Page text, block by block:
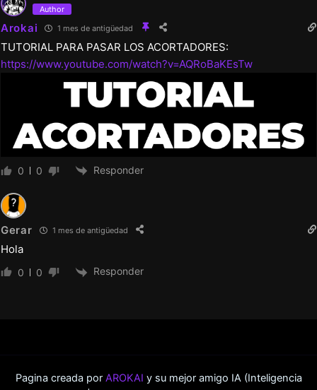
Author
Arokai 1 mes de antigüedad
TUTORIAL PARA PASAR LOS ACORTADORES:
https://www.youtube.com/watch?v=AQRoBaKEsTw
0 0 Responder
Gerar 1 mes de antigüedad
Hola
0 0 Responder
Pagina creada por AROKAI y su mejor amigo IA (Inteligencia